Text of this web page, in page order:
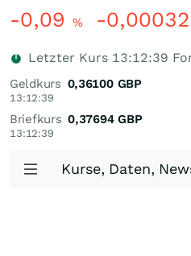
-0,09 % -0,00032
Letzter Kurs 13:12:39
Geldkurs
13:12:39
0,36100 GBP
Briefkurs
13:12:39
0,37694 GBP
Kurse, Daten,